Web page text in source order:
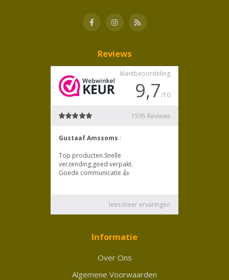
Reviews
Informatie
Over Ons
Algemene Voorwaarden